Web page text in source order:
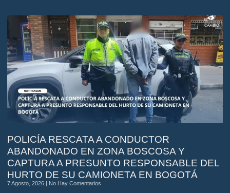
POLICÍA RESCATA A CONDUCTOR
ABANDONADO EN ZONA BOSCOSA Y
CAPTURA A PRESUNTO RESPONSABLE DEL
HURTO DE SU CAMIONETA EN BOGOTÁ
7 Agosto, 2026 No Hay Comentarios